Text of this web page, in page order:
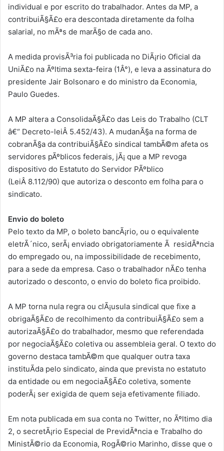
individual e por escrito do trabalhador. Antes da MP, a
contribuiÃ§Ã£o era descontada diretamente da folha
salarial, no mÃªs de marÃ§o de cada ano.
A medida provisÃ³ria foi publicada no DiÃ¡rio Oficial da
UniÃ£o na Ãºltima sexta-feira (1Â°), e leva a assinatura do
presidente Jair Bolsonaro e do ministro da Economia,
Paulo Guedes.
A MP altera a ConsolidaÃ§Ã£o das Leis do Trabalho (CLT
â€“ Decreto-leiÂ 5.452/43). A mudanÃ§a na forma de
cobranÃ§a da contribuiÃ§Ã£o sindical tambÃ©m afeta os
servidores pÃºblicos federais, jÃ¡ que a MP revoga
dispositivo do Estatuto do Servidor PÃºblico
(LeiÂ 8.112/90) que autoriza o desconto em folha para o
sindicato.
Envio do boleto
Pelo texto da MP, o boleto bancÃ¡rio, ou o equivalente
eletrÃ´nico, serÃ¡ enviado obrigatoriamente Ã residÃªncia
do empregado ou, na impossibilidade de recebimento,
para a sede da empresa. Caso o trabalhador nÃ£o tenha
autorizado o desconto, o envio do boleto fica proibido.
A MP torna nula regra ou clÃ¡usula sindical que fixe a
obrigaÃ§Ã£o de recolhimento da contribuiÃ§Ã£o sem a
autorizaÃ§Ã£o do trabalhador, mesmo que referendada
por negociaÃ§Ã£o coletiva ou assembleia geral. O texto do
governo destaca tambÃ©m que qualquer outra taxa
instituÃ­da pelo sindicato, ainda que prevista no estatuto
da entidade ou em negociaÃ§Ã£o coletiva, somente
poderÃ¡ ser exigida de quem seja efetivamente filiado.
Em nota publicada em sua conta no Twitter, no Ãºltimo dia
2, o secretÃ¡rio Especial de PrevidÃªncia e Trabalho do
MinistÃ©rio da Economia, RogÃ©rio Marinho, disse que o